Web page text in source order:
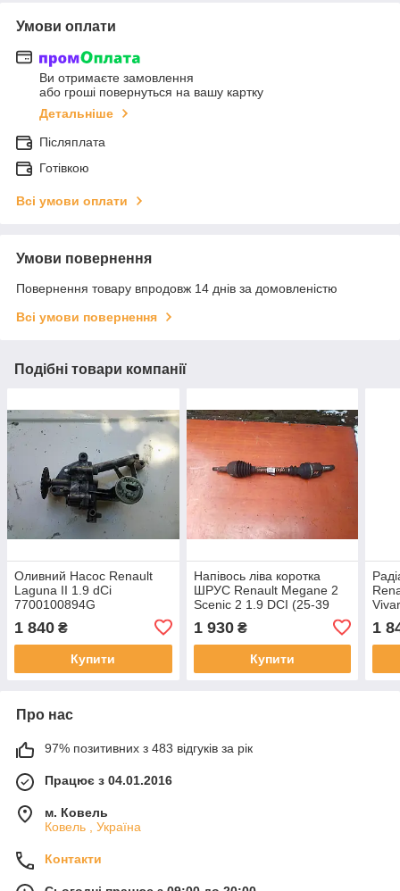
Умови оплати
Ви отримаєте замовлення
або гроші повернуться на вашу картку
Детальніше
Післяплата
Готівкою
Всі умови оплати
Умови повернення
Повернення товару впродовж 14 днів за домовленістю
Всі умови повернення
Подібні товари компанії
Оливний Насос Renault
Laguna II 1.9 dCi
7700100894G
1 840 ₴
Купити
Напівось ліва коротка
ШРУС Renault Megane 2
Scenic 2 1.9 DCI (25-39
1 930₴
Купити
1
Про нас
97% позитивних з 483 відгуків за рік
Працює з 04.01.2016
м. Ковель
Ковель , Україна
Контакти